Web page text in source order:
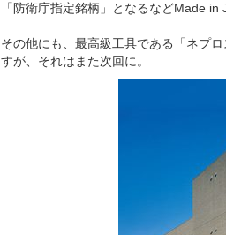
「防衛庁指定銘柄」となるなどMade
その他にも、最高級工具である「ネプ
すが、それはまた次回に。